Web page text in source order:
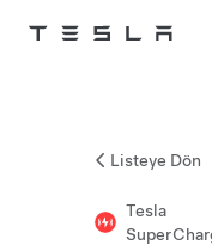
Tesla
Listeye Dön
Tesla